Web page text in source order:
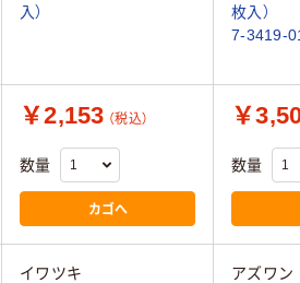
入）
枚入）
7-3419-01
￥2,153 （税込）
数量
カゴへ
￥
数量
イワツキ アズワン